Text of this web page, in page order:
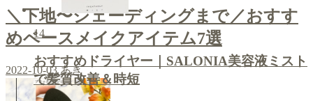
＼下地〜シェーディングまで／おすす
めベースメイクアイテム7選
2022-10-03 あき
14
おすすめドライヤー｜SALONIA美容液ミスト
で髪質改善＆時短